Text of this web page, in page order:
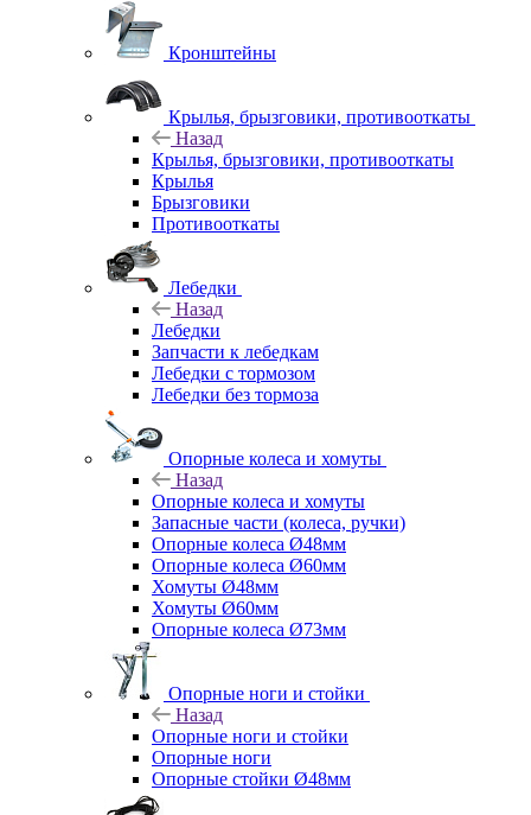
Кронштейны
Крылья, брызговики, противооткаты
Назад
Крылья, брызговики, противооткаты
Крылья
Брызговики
Противооткаты
Лебедки
Назад
Лебедки
Запчасти к лебедкам
Лебедки с тормозом
Лебедки без тормоза
Опорные колеса и хомуты
Назад
Опорные колеса и хомуты
Запасные части (колеса, ручки)
Опорные колеса Ø48мм
Опорные колеса Ø60мм
Хомуты Ø48мм
Хомуты Ø60мм
Опорные колеса Ø73мм
Опорные ноги и стойки
Назад
Опорные ноги и стойки
Опорные ноги
Опорные стойки Ø48мм